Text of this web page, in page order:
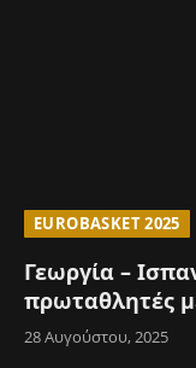
EUROBASKET 2025
Γεωργία –
πρωταθλητές
28 Αυγούστου, 2025